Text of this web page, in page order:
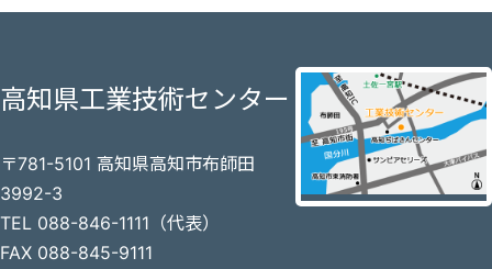
高知県工業技術センター
〒781-5101 高知県高知市布師田
3992-3
TEL 088-846-1111（代表）
FAX 088-845-9111